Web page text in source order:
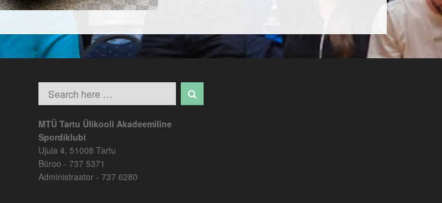
MTÜ Tartu Ülikooli Akadeemiline
Spordiklubi
Ujula 4, 51008 Tartu
Büroo - 737 5371
Administraator - 737 6280